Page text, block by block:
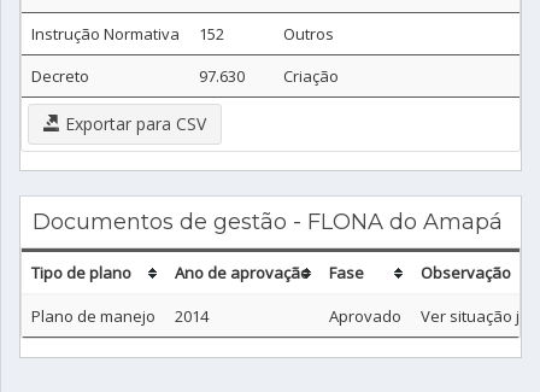
Instrução Normativa
152
Outros
Decreto
97.630 Criação
Exportar para CSV
Documentos de gestão - FLONA do Amapá
Tipo de plano Ano de aprovação Fase
Observação
Plano de manejo
2014 Aprovado Ver situação